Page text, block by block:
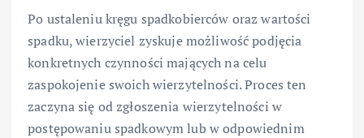
Po ustaleniu kręgu spadkobierców oraz wartości
spadku, wierzyciel zyskuje możliwość podjęcia
konkretnych czynności mających na celu
zaspokojenie swoich wierzytelności. Proces ten
zaczyna się od zgłoszenia wierzytelności w
postępowaniu spadkowym lub w odpowiednim